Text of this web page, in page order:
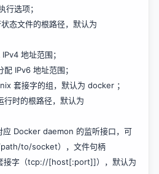
行选项；
态文件的根路径，默认为
地址范围；
配 IPv6 地址范围；
套接字的组，默认为 docker ；
时的根路径，默认为
Docker daemon 的监听接口，可
to/socket），文件句柄
接字（tcp://[host[:port]]），默认为